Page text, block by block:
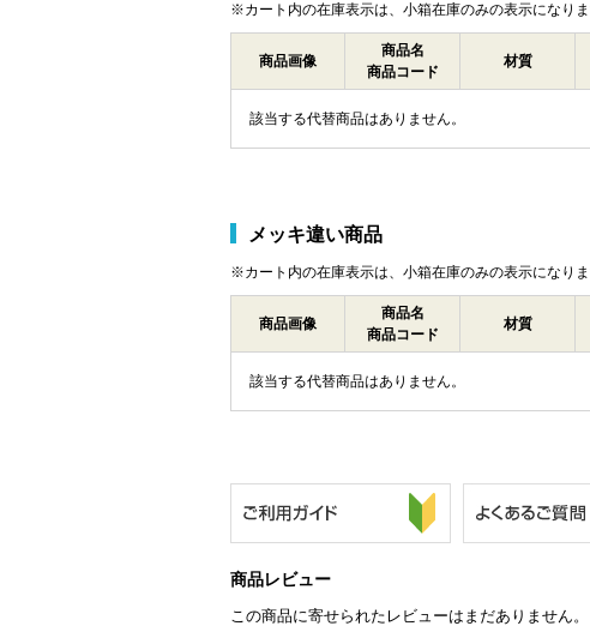
※カート内の在庫表示は、小箱在庫のみの表示になり
商品画像
商品名
商品コード
材質
該当する代替商品はありません。
メッキ違い商品
※カート内の在庫表示は、小箱在庫のみの表示になり
商品画像
商品名
商品コード
材質
該当する代替商品はありません。
商品レビュー
この商品に寄せられたレビューはまだありません。